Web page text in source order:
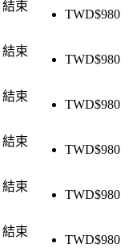
結束
TWD$980
結束
TWD$980
結束
TWD$980
結束
TWD$980
結束
TWD$980
結束
TWD$980